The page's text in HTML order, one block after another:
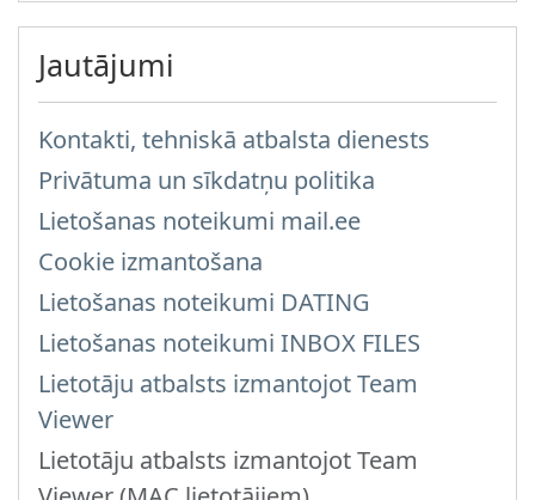
Jautājumi
Kontakti, tehniskā atbalsta dienests
Privātuma un sīkdatņu politika
Lietošanas noteikumi mail.ee
Cookie izmantošana
Lietošanas noteikumi DATING
Lietošanas noteikumi INBOX FILES
Lietotāju atbalsts izmantojot Team
Viewer
Lietotāju atbalsts izmantojot Team